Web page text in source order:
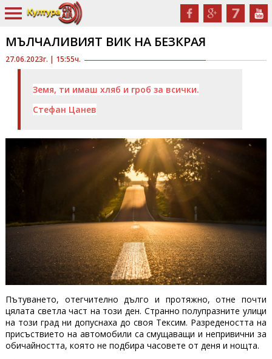
27.06.2023г. | 15:55ч.
МЪЛЧАЛИВИЯТ ВИК НА БЕЗКРАЯ
Земя, ти имаш хляб и гроб за всички.
Стефан Цанев
Пътуването, отегчително дълго и протяжно, отне почти
цялата светла част на този ден. Странно полупразните улици
на този град ни допуснаха до своя Тексим. Разредеността на
присъствието на автомобили са смущаващи и непривични за
обичайността, която не подбира часовете от деня и нощта.